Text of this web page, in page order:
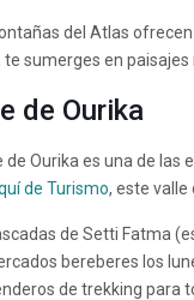
del Atlas
te sumerges en
de Ourika
de Ourika es una de
de Turismo, este valle
de Setti Fatma
bereberes los
de trekking para